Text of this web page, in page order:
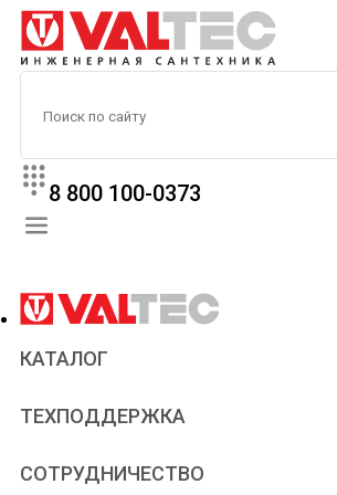
8 800 100-0373
КАТАЛОГ
ТЕХПОДДЕРЖКА
Паспорта и сертификаты
Статьи
СОТРУДНИЧЕСТВО
Сантехникам